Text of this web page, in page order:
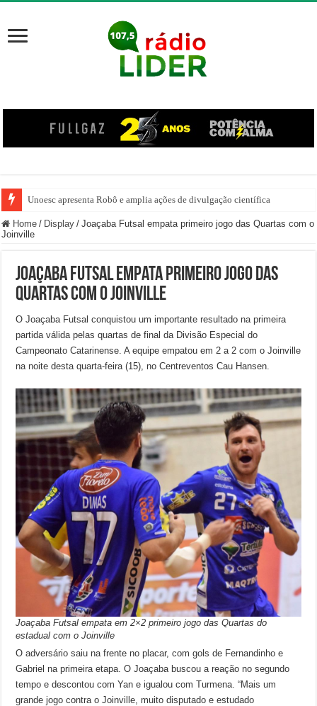
Unoesc apresenta Robô e amplia ações de divulgação científica
Família venezuelana percorre mais de 100 km, paga aluguel adiantado e
Home / Display / Joaçaba Futsal empata primeiro jogo das Quartas com o
Joinville
Joaçaba Futsal empata primeiro jogo das
Quartas com o Joinville
O Joaçaba Futsal conquistou um importante resultado na primeira
partida válida pelas quartas de final da Divisão Especial do
Campeonato Catarinense. A equipe empatou em 2 a 2 com o Joinville
na noite desta quarta-feira (15), no Centreventos Cau Hansen.
Joaçaba Futsal empata em 2×2 primeiro jogo das Quartas do
estadual com o Joinville
O adversário saiu na frente no placar, com gols de Fernandinho e
Gabriel na primeira etapa. O Joaçaba buscou a reação no segundo
tempo e descontou com Yan e igualou com Turmena. “Mais um
grande jogo contra o Joinville, muito disputado e estudado